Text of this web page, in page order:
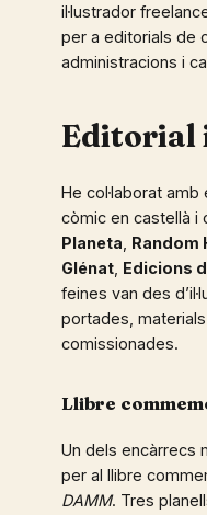
il·lustrador
per a editorials de
administracions i
Editorial
He col·laborat
còmic en castellà i
Planeta, Random
Glénat, Edicions
feines van des
portades,
comissionades.
Llibre
Un dels encàrrecs
per al llibre
DAMM. Tres